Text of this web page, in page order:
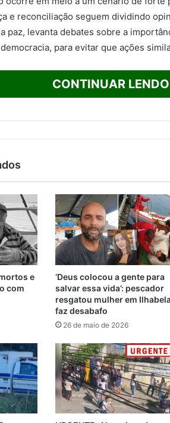
e reconciliação seguem dividindo
paz, levanta debates sobre a
para evitar que ações
CONTINUAR
e
com
‘Deus colocou a gente para
salvar essa vida’: pescador
resgatou mulher em
faz desabafo
26 de maio de 2026